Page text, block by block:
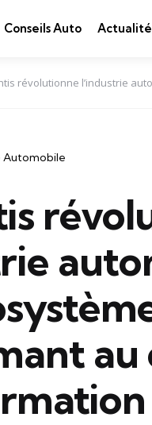
Conseils Auto
révolutionne l’industrie
Automobile